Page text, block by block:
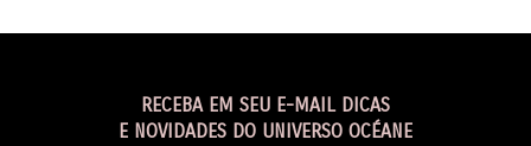
RECEBA EM SEU E-MAIL DICAS
E NOVIDADES DO UNIVERSO OCÉANE